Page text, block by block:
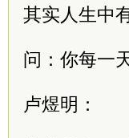
其实人生中
问：你每一
卢煜明：